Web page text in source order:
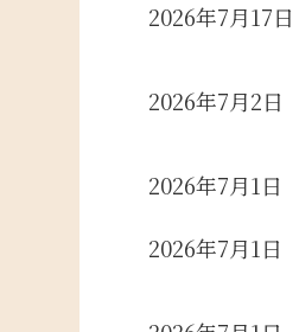
2026年7月17日
2026年7月2日
2026年7月1日
2026年7月1日